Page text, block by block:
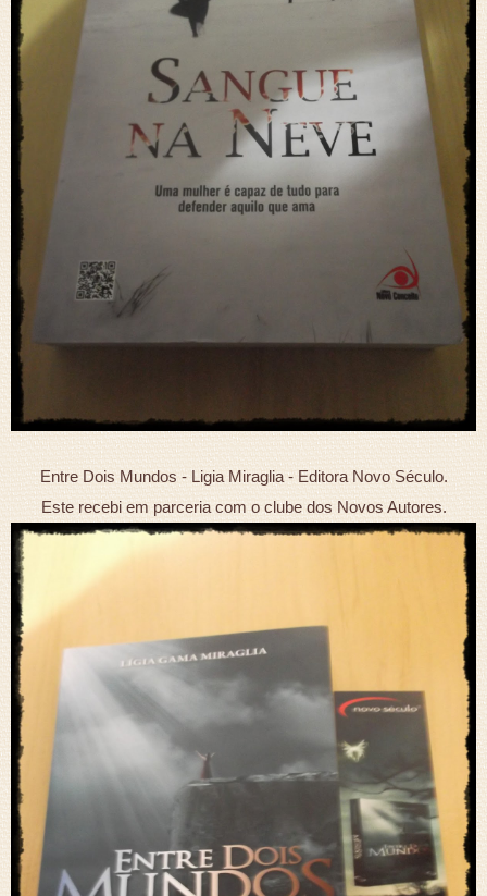
Entre Dois Mundos - Ligia Miraglia - Editora Novo Século.
Este recebi em parceria com o clube dos Novos Autores.